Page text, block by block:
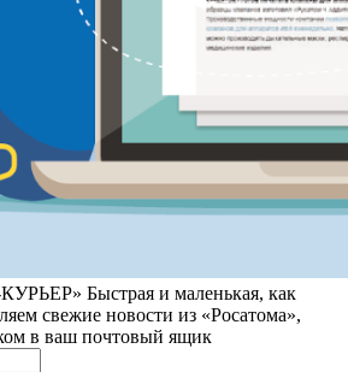
Быстрая и маленькая, как
свежие новости из «Росатома»,
в ваш почтовый ящик